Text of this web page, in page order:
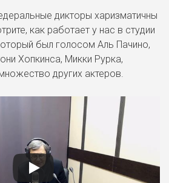
дикторы харизматичны
как работает у нас в студии
был голосом Аль Пачино,
Хопкинса, Микки Рурка,
других актеров.